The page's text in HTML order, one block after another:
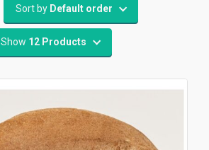
Sort by Default order
Show 12 Products